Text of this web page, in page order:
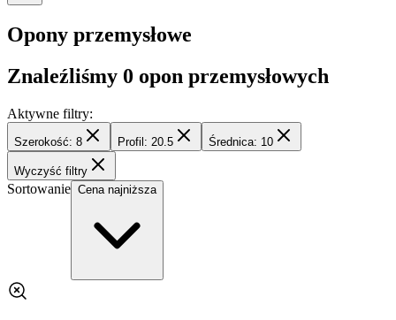
Opony przemysłowe
Znaleźliśmy 0 opon przemysłowych
Aktywne filtry:
Szerokość: 8 Profil: 20.5 Średnica: 10
Wyczyść filtry
Sortowanie Cena najniższa